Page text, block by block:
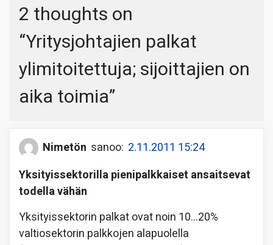
2 thoughts on
“Yritysjohtajien palkat
ylimitoitettuja; sijoittajien on
aika toimia”
Nimetön sanoo: 2.11.2011 15:24
Yksityissektorilla pienipalkkaiset ansaitsevat
todella vähän
Yksityissektorin palkat ovat noin 10…20%
valtiosektorin palkkojen alapuolella